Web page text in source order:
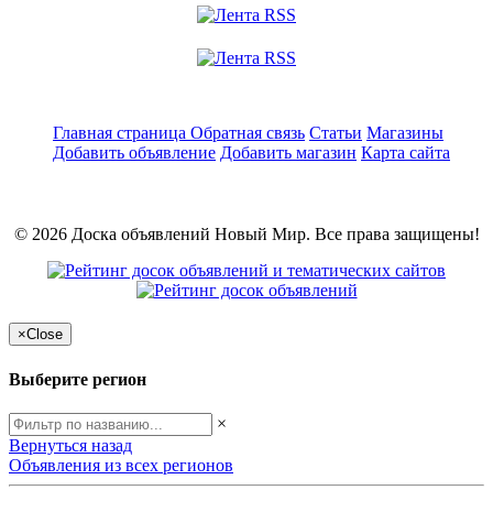
Главная страница Обратная связь Статьи Магазины
Добавить объявление Добавить магазин Карта сайта
© 2026 Доска объявлений Новый Мир. Все права защищены!
×Close
Выберите регион
×
Вернуться назад
Объявления из всех регионов